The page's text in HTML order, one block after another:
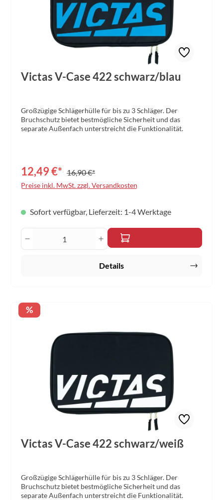
Victas V-Case 422 schwarz/blau
Großzügige Schlägerhülle für bis zu 3 Schläger. Der
Bruchschutz bietet bestmögliche Sicherheit und das
separate Außenfach unterstreicht die Funktionalität.
12,49 €* 16,90 €*
Preise inkl. MwSt. zzgl. Versandkosten
Sofort verfügbar, Lieferzeit: 1-4 Werktage
Produkt Anzahl: Gib den gewünschten
Details
Rabatt
%
Victas V-Case 422 schwarz/weiß
Großzügige Schlägerhülle für bis zu 3 Schläger. Der
Bruchschutz bietet bestmögliche Sicherheit und das
separate Außenfach unterstreicht die Funktionalität.